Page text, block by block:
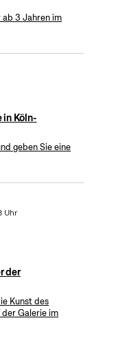
3 Jahren im
Köln-
geben Sie eine
Uhr
der
Kunst des
der Galerie im